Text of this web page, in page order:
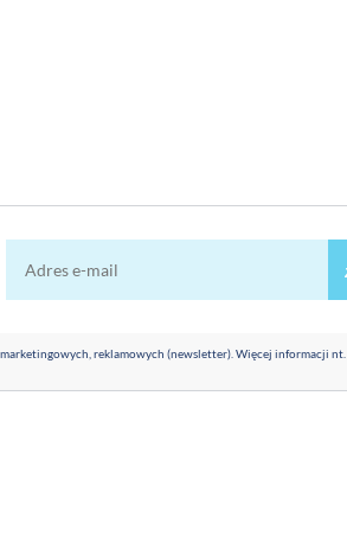
reklamowych (newsletter). Więcej informacji